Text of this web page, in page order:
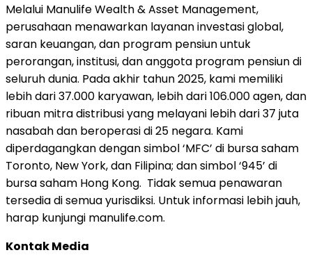
Melalui Manulife Wealth & Asset Management,
perusahaan menawarkan layanan investasi global,
saran keuangan, dan program pensiun untuk
perorangan, institusi, dan anggota program pensiun di
seluruh dunia. Pada akhir tahun 2025, kami memiliki
lebih dari 37.000 karyawan, lebih dari 106.000 agen, dan
ribuan mitra distribusi yang melayani lebih dari 37 juta
nasabah dan beroperasi di 25 negara. Kami
diperdagangkan dengan simbol ‘MFC’ di bursa saham
Toronto, New York, dan Filipina; dan simbol ‘945’ di
bursa saham Hong Kong. Tidak semua penawaran
tersedia di semua yurisdiksi. Untuk informasi lebih jauh,
harap kunjungi manulife.com.
Kontak Media